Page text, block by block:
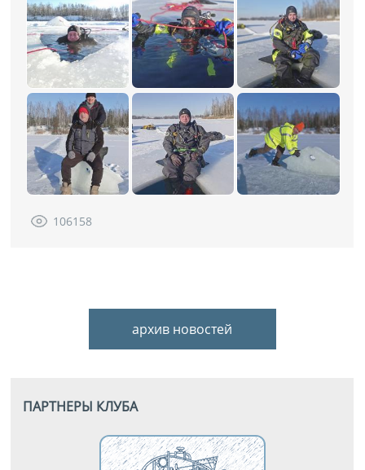
106158
архив новостей
ПАРТНЕРЫ КЛУБА